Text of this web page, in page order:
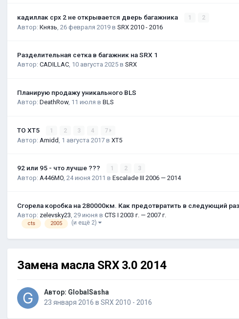
кадиллак срх 2 не открывается дверь багажника 1 2
Автор: Князь 26 февраля 2019 в SRX 2010 - 2016
Разделительная сетка в багажник на SRX 1
Автор: CADILLAC 10 августа 2025 в SRX
Планирую продажу уникального BLS
Автор: DeathRow, 11 июля в BLS
ТО XT5 1 2 3 4 7
Автор: Amidd 1 августа 2017 в XT5
92 или 95 - что лучше ??? 1 2 3
Автор: A446MO 24 июня 2011 в Escalade III 2006 — 2014
Сгорела коробка на 280000км. Как предотвратить в следующий
Автор: zelevsky23 29 июня в CTS I 2003 г. — 2007 г.
cts 2005 (и ещё 2)
Замена масла SRX 3.0 2014
Автор: GlobalSasha
23 января 2016 в SRX 2010 - 2016